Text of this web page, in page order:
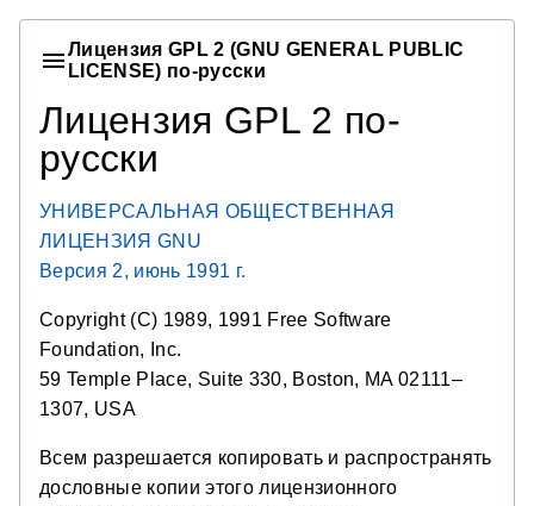
Лицензия GPL 2 (GNU GENERAL PUBLIC
LICENSE) по-русски
Лицензия GPL 2 по-
русски
УНИВЕРСАЛЬНАЯ ОБЩЕСТВЕННАЯ
ЛИЦЕНЗИЯ GNU
Версия 2, июнь 1991 г.
Copyright (C) 1989, 1991 Free Software
Foundation, Inc.
59 Temple Place, Suite 330, Boston, MA 02111–
1307, USA
Всем разрешается копировать и распространять
дословные копии этого лицензионного